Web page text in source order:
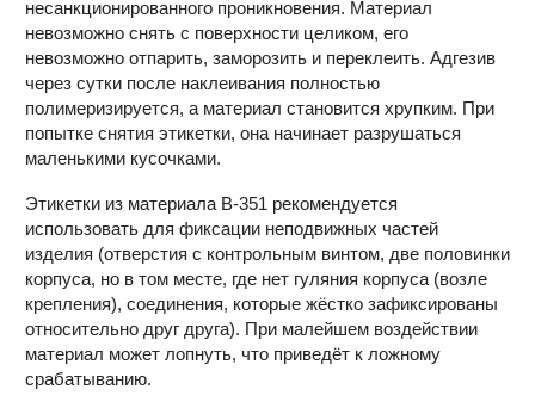
несанкционированного проникновения. Материал
невозможно снять с поверхности целиком, его
невозможно отпарить, заморозить и переклеить. Адгезив
через сутки после наклеивания полностью
полимеризируется, а материал становится хрупким. При
попытке снятия этикетки, она начинает разрушаться
маленькими кусочками.
Этикетки из материала B-351 рекомендуется
использовать для фиксации неподвижных частей
изделия (отверстия с контрольным винтом, две половинки
корпуса, но в том месте, где нет гуляния корпуса (возле
крепления), соединения, которые жёстко зафиксированы
относительно друг друга). При малейшем воздействии
материал может лопнуть, что приведёт к ложному
срабатыванию.